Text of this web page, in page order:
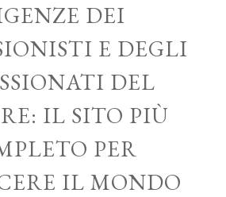
DEI
E DEGLI
DEL
IL SITO PIÙ
PER
IL MONDO